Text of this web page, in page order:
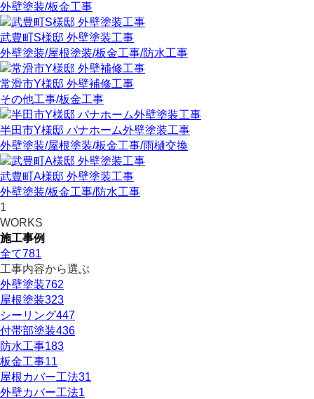
外壁塗装/板金工事
武豊町S様邸 外壁塗装工事
外壁塗装/屋根塗装/板金工事/防水工事
常滑市Y様邸 外壁補修工事
その他工事/板金工事
半田市Y様邸 パナホーム外壁塗装工事
外壁塗装/屋根塗装/板金工事/雨樋交換
武豊町A様邸 外壁塗装工事
外壁塗装/板金工事/防水工事
1
WORKS
施工事例
全て781
工事内容から選ぶ
外壁塗装762
屋根塗装323
シーリング447
付帯部塗装436
防水工事183
板金工事11
屋根カバー工法31
外壁カバー工法1